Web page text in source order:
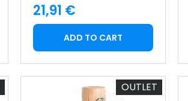
Price
21,91 €
ADD TO CART
OUTLET